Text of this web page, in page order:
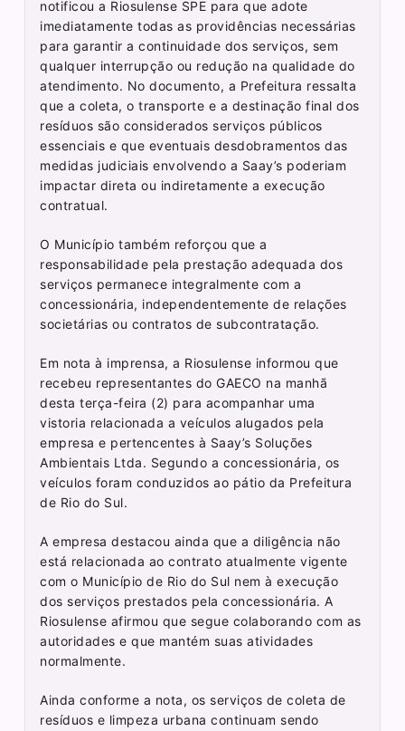
notificou a Riosulense SPE para que adote
imediatamente todas as providências necessárias
para garantir a continuidade dos serviços, sem
qualquer interrupção ou redução na qualidade do
atendimento. No documento, a Prefeitura ressalta
que a coleta, o transporte e a destinação final dos
resíduos são considerados serviços públicos
essenciais e que eventuais desdobramentos das
medidas judiciais envolvendo a Saay’s poderiam
impactar direta ou indiretamente a execução
contratual.
O Município também reforçou que a
responsabilidade pela prestação adequada dos
serviços permanece integralmente com a
concessionária, independentemente de relações
societárias ou contratos de subcontratação.
Em nota à imprensa, a Riosulense informou que
recebeu representantes do GAECO na manhã
desta terça-feira (2) para acompanhar uma
vistoria relacionada a veículos alugados pela
empresa e pertencentes à Saay’s Soluções
Ambientais Ltda. Segundo a concessionária, os
veículos foram conduzidos ao pátio da Prefeitura
de Rio do Sul.
A empresa destacou ainda que a diligência não
está relacionada ao contrato atualmente vigente
com o Município de Rio do Sul nem à execução
dos serviços prestados pela concessionária. A
Riosulense afirmou que segue colaborando com as
autoridades e que mantém suas atividades
normalmente.
Ainda conforme a nota, os serviços de coleta de
resíduos e limpeza urbana continuam sendo